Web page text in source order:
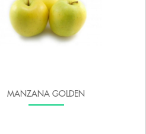
MANZANA GOLDEN